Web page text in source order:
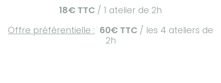
18€ TTC / 1 atelier de 2h
Offre préférentielle : 60€ TTC / les 4 ateliers de
2h